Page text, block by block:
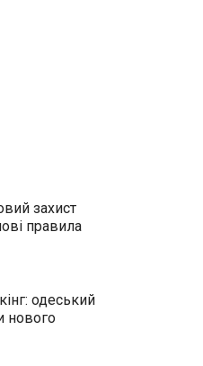
захист
правила
одеський
нового